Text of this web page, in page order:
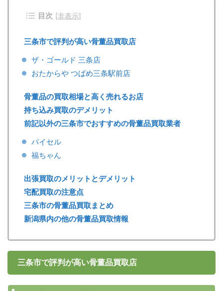
目次 [非表示]
三条市で評判が高い骨董品買取店
ザ・ゴールド 三条店
おたからや つばめ三条駅前店
骨董品の買取相場と高く売れるお店
持ち込み買取のデメリット
前記以外の三条市でおすすめの骨董品買取業者
バイセル
福ちゃん
出張買取のメリットとデメリット
宅配買取の注意点
三条市の骨董品買取まとめ
新潟県内の他の骨董品買取情報
三条市で評判が高い骨董品買取店